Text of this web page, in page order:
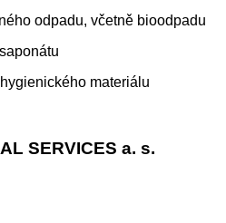
odpadu, včetně bioodpadu
materiálu
SERVICES a. s.